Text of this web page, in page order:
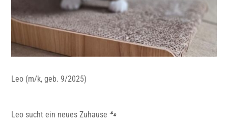
Leo (m/k, geb. 9/2025)
Leo sucht ein neues Zuhause 🐾